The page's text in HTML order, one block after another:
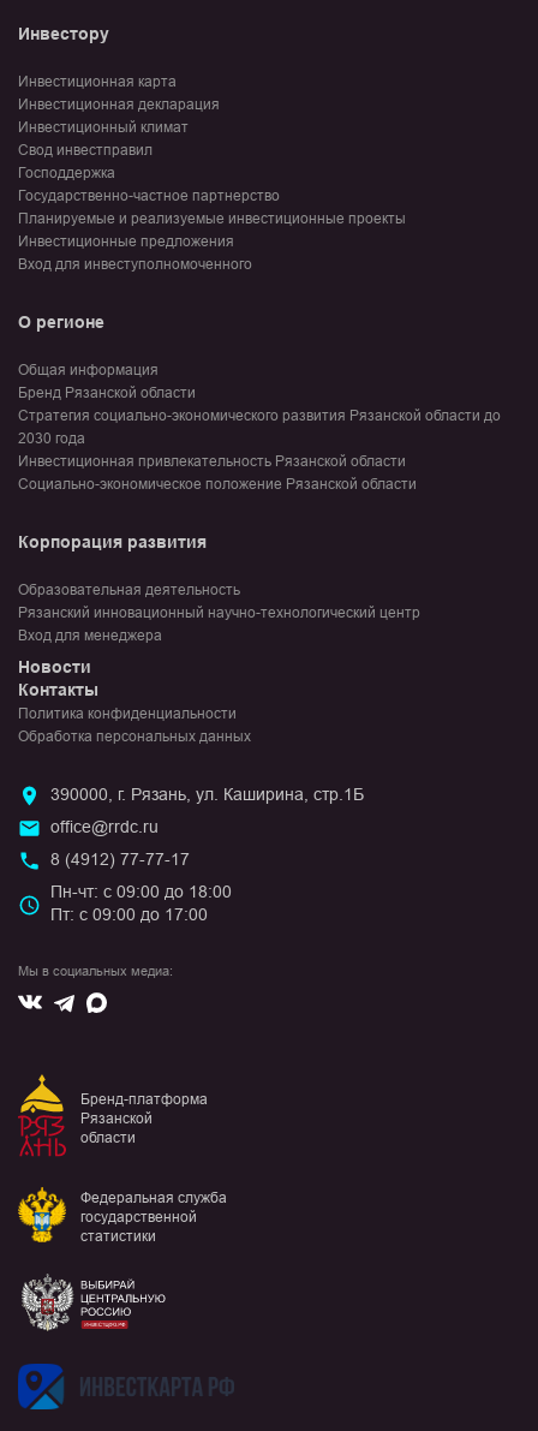
Инвестору
Инвестиционная карта
Инвестиционная декларация
Инвестиционный климат
Свод инвестправил
Господдержка
Государственно-частное партнерство
Планируемые и реализуемые инвестиционные проекты
Инвестиционные предложения
Вход для инвеступолномоченного
О регионе
Общая информация
Бренд Рязанской области
Стратегия социально-экономического развития Рязанской области до
2030 года
Инвестиционная привлекательность Рязанской области
Социально-экономическое положение Рязанской области
Корпорация развития
Образовательная деятельность
Рязанский инновационный научно-технологический центр
Вход для менеджера
Новости
Контакты
Политика конфиденциальности
Обработка персональных данных
390000, г. Рязань, ул. Каширина, стр.1Б
office@rrdc.ru
8 (4912) 77-77-17
Пн-чт: с 09:00 до 18:00
Пт: с 09:00 до 17:00
Мы в социальных медиа:
Вконтакте
Telegram
Max
Бренд-платформа
Рязанской
области
Федеральная служба
государственной
статистики